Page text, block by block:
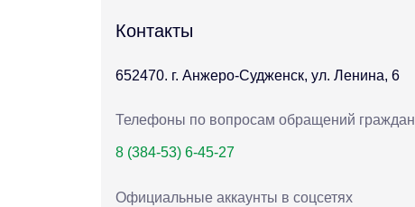
Контакты
652470. г. Анжеро-Судженск, ул. Ленина, 6
Телефоны по вопросам обращений граждан
8 (384-53) 6-45-27
Официальные аккаунты в соцсетях